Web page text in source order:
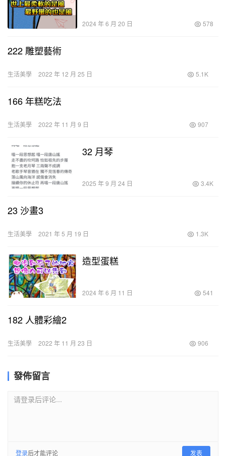
2024 年 6 月 20 日 578
222 雕塑藝術
生活美學 2022 年 12 月 25 日 5.1K
166 年糕吃法
生活美學 2022 年 11 月 9 日 907
32 月琴
2025 年 9 月 24 日 3.4K
23 沙畫3
生活美學 2021 年 5 月 19 日 1.3K
造型蛋糕
2024 年 6 月 11 日 541
182 人體彩繪2
生活美學 2022 年 11 月 23 日 906
發佈留言
请登录后评论...
登录后才能评论 发表